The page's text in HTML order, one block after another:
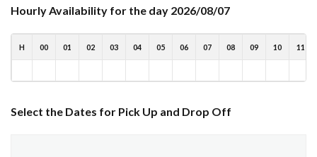
Hourly Availability for the day 2026/08/07
H 00 01 02 03 04 05 06 07 08 09 10 11
Select the Dates for Pick Up and Drop Off